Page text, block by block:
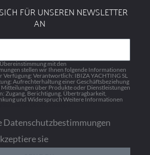
FÜR UNSEREN NEWSLETTER
AN
mit den
stellen wir Ihnen folgende Informationen
Verfügung: Verantwortlich: IBIZA YACHTING SL
Aufrechterhaltung einer Geschäftsbeziehung
über Produkte oder Dienstleistungen
Zugang, Berichtigung, Übertragbarkeit,
und Widerspruch Weitere Informationen
Datenschutzbestimmungen
sie